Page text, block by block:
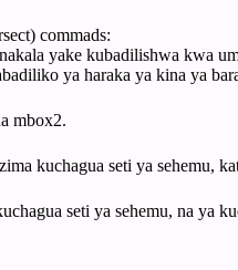
commads:
yake kubadilishwa kwa
ya haraka ya kina ya
mbox2.
kuchagua seti ya sehemu,
seti ya sehemu, na ya